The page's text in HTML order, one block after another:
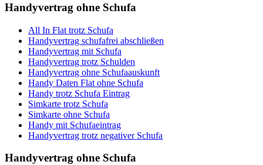
Handyvertrag ohne Schufa
All In Flat trotz Schufa
Handyvertrag schufafrei abschließen
Handyvertrag mit Schufa
Handyvertrag trotz Schulden
Handyvertrag ohne Schufaauskunft
Handy Daten Flat ohne Schufa
Handy trotz Schufa Eintrag
Simkarte trotz Schufa
Simkarte ohne Schufa
Handy mit Schufaeintrag
Handyvertrag trotz negativer Schufa
Handyvertrag ohne Schufa